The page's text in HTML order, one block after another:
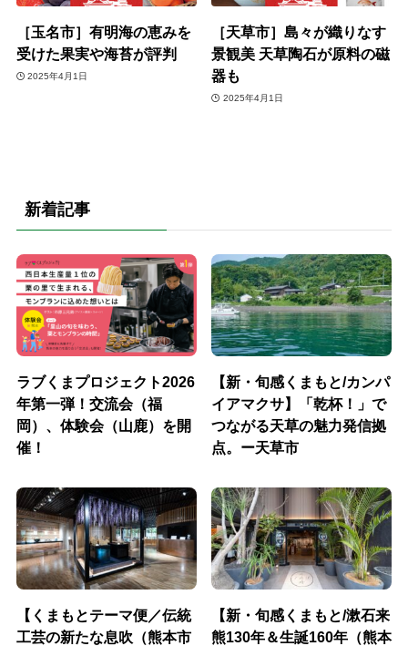
［玉名市］有明海の恵みを
受けた果実や海苔が評判
2025年4月1日
［天草市］島々が織りなす
景観美 天草陶石が原料の磁
器も
2025年4月1日
新着記事
ラブくまプロジェクト2026
年第一弾！交流会（福
岡）、体験会（山鹿）を開
催！
【新・旬感くまもと/カンパ
イアマクサ】「乾杯！」で
つながる天草の魅力発信拠
点。ー天草市
【くまもとテーマ便／伝統
工芸の新たな息吹（熊本市
【新・旬感くまもと/漱石来
熊130年＆生誕160年（熊本